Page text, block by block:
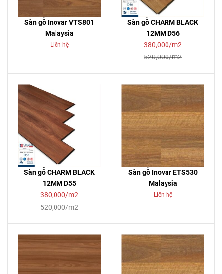
Sàn gỗ Inovar VTS801
Malaysia
Liên hệ
Sàn gỗ CHARM BLACK
12MM D56
380,000/m2
520,000/m2
Sàn gỗ CHARM BLACK
12MM D55
380,000/m2
520,000/m2
Sàn gỗ Inovar ETS530
Malaysia
Liên hệ